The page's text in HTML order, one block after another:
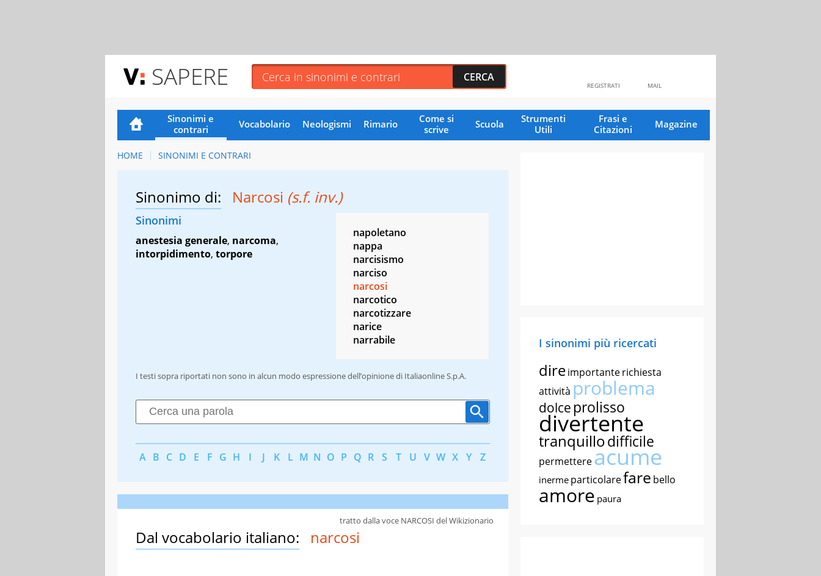
SAPERE MAIL
REGISTRATI
Sinonimi e
contrari
Vocabolario Neologismi Rimario
Come si
scrive
Scuola
Strumenti
Utili
Frasi e
Citazioni
Magazine
HOME SINONIMI E CONTRARI
Sinonimo di: Narcosi (s.f. inv.)
Sinonimi
anestesia generale, narcoma,
intorpidimento, torpore
napoletano
nappa
narcisismo
narciso
narcosi
narcotico
narcotizzare
narice
narrabile
I testi sopra riportati non sono in alcun modo espressione dell’opinione di Italiaonline S.p.A.
A B C D E F G H I J K L M N O P Q R S T U V W X Y Z
Dal vocabolario italiano: narcosi
tratto dalla voce NARCOSI del Wikizionario
I sinonimi più ricercati
direimportanterichiesta
attività problema
dolce prolisso
divertente
tranquillodifficile
permettereacume
inerme particolarefare bello
amore paura